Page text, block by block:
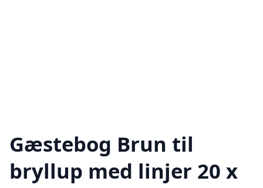
Gæstebog Brun til
bryllup med linjer 20 x